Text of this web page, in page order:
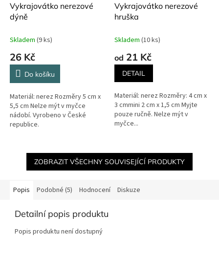
Vykrajovátko nerezové
dýně
Skladem (9 ks)
26 Kč
Do košíku
Materiál: nerez Rozměry 5 cm x
5,5 cm Nelze mýt v myčce
nádobí. Vyrobeno v České
republice.
Vykrajovátko nerezové
hruška
Skladem (10 ks)
od 21 Kč
DETAIL
Materiál: nerez Rozměry: 4 cm x
3 cmmini 2 cm x 1,5 cm Myjte
pouze ručně. Nelze mýt v
myčce...
ZOBRAZIT VŠECHNY SOUVISEJÍCÍ PRODUKTY
Popis Podobné (5) Hodnocení Diskuze
Detailní popis produktu
Popis produktu není dostupný